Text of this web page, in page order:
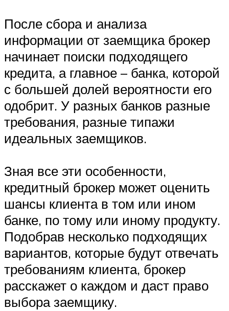
После сбора и анализа
информации от заемщика брокер
начинает поиски подходящего
кредита, а главное – банка, которой
с большей долей вероятности его
одобрит. У разных банков разные
требования, разные типажи
идеальных заемщиков.
Зная все эти особенности,
кредитный брокер может оценить
шансы клиента в том или ином
банке, по тому или иному продукту.
Подобрав несколько подходящих
вариантов, которые будут отвечать
требованиям клиента, брокер
расскажет о каждом и даст право
выбора заемщику.